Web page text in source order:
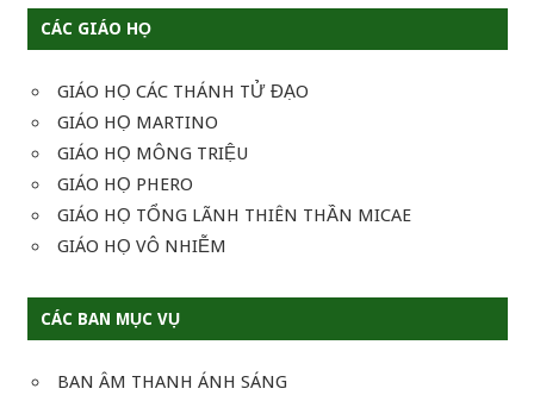
CÁC GIÁO HỌ
GIÁO HỌ CÁC THÁNH TỬ ĐẠO
GIÁO HỌ MARTINO
GIÁO HỌ MÔNG TRIỆU
GIÁO HỌ PHERO
GIÁO HỌ TỔNG LÃNH THIÊN THẦN MICAE
GIÁO HỌ VÔ NHIỄM
CÁC BAN MỤC VỤ
BAN ÂM THANH ÁNH SÁNG